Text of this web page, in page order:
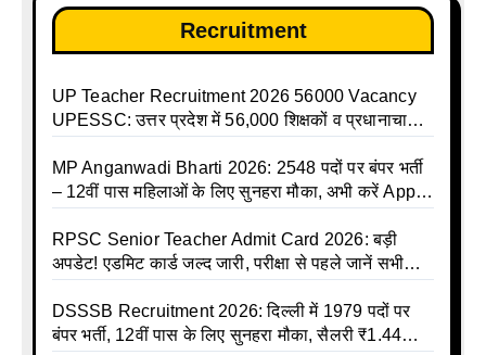
Recruitment
UP Teacher Recruitment 2026 56000 Vacancy
UPESSC: उत्तर प्रदेश में 56,000 शिक्षकों व प्रधानाचार्यों
MP Anganwadi Bharti 2026: 2548 पदों पर बंपर भर्ती
– 12वीं पास महिलाओं के लिए सुनहरा मौका, अभी करें Apply
RPSC Senior Teacher Admit Card 2026: बड़ी
अपडेट! एडमिट कार्ड जल्द जारी, परीक्षा से पहले जानें सभी
DSSSB Recruitment 2026: दिल्ली में 1979 पदों पर
बंपर भर्ती, 12वीं पास के लिए सुनहरा मौका, सैलरी ₹1.44